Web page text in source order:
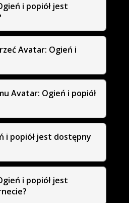
i popiół jest
Avatar: Ogień i
Avatar: Ogień i popiół
i popiół jest dostępny
i popiół jest